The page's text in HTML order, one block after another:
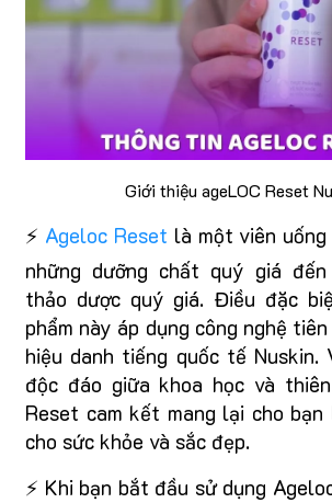
Giới thiệu ageLOC Reset
⚡ Ageloc Reset là một viên
những dưỡng chất quý giá
thảo dược quý giá. Điều đặc
phẩm này áp dụng công nghệ
hiệu danh tiếng quốc tế Nuskin.
độc đáo giữa khoa học và
Reset cam kết mang lại cho
cho sức khỏe và sắc đẹp.
⚡ Khi bạn bắt đầu sử dụng